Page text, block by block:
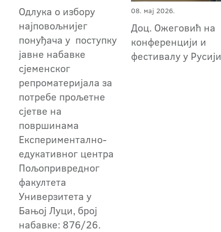
Одлука о избору
најповољнијег
понуђача у поступку
јавне набавке
сјеменског
репроматеријала за
потребе прољетне
сјетве на
површинама
Експериментално-
едукативног центра
Пољопривредног
факултета
Универзитета у
Бањој Луци, број
набавке: 876/26.
08. мај 2026.
Доц. Ожеговић на
конференцији и
фестивалу у Русији